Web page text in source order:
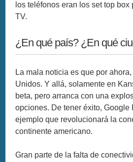
los teléfonos eran los set top
TV.
¿En qué país? ¿En qué
La mala noticia es que por
Unidos. Y allá, solamente en
beta, pero arranca con una
opciones. De tener éxito, Google
ejemplo que revolucionará la
continente americano.
Gran parte de la falta de